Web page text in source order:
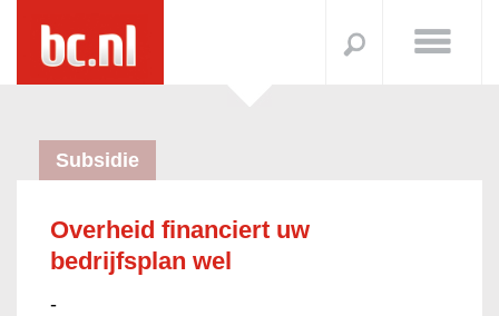
Subsidie
Overheid financiert uw
bedrijfsplan wel
-